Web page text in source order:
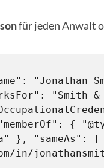
für jeden Anwalt
"Smith
{
}, "sameAs": [
in/